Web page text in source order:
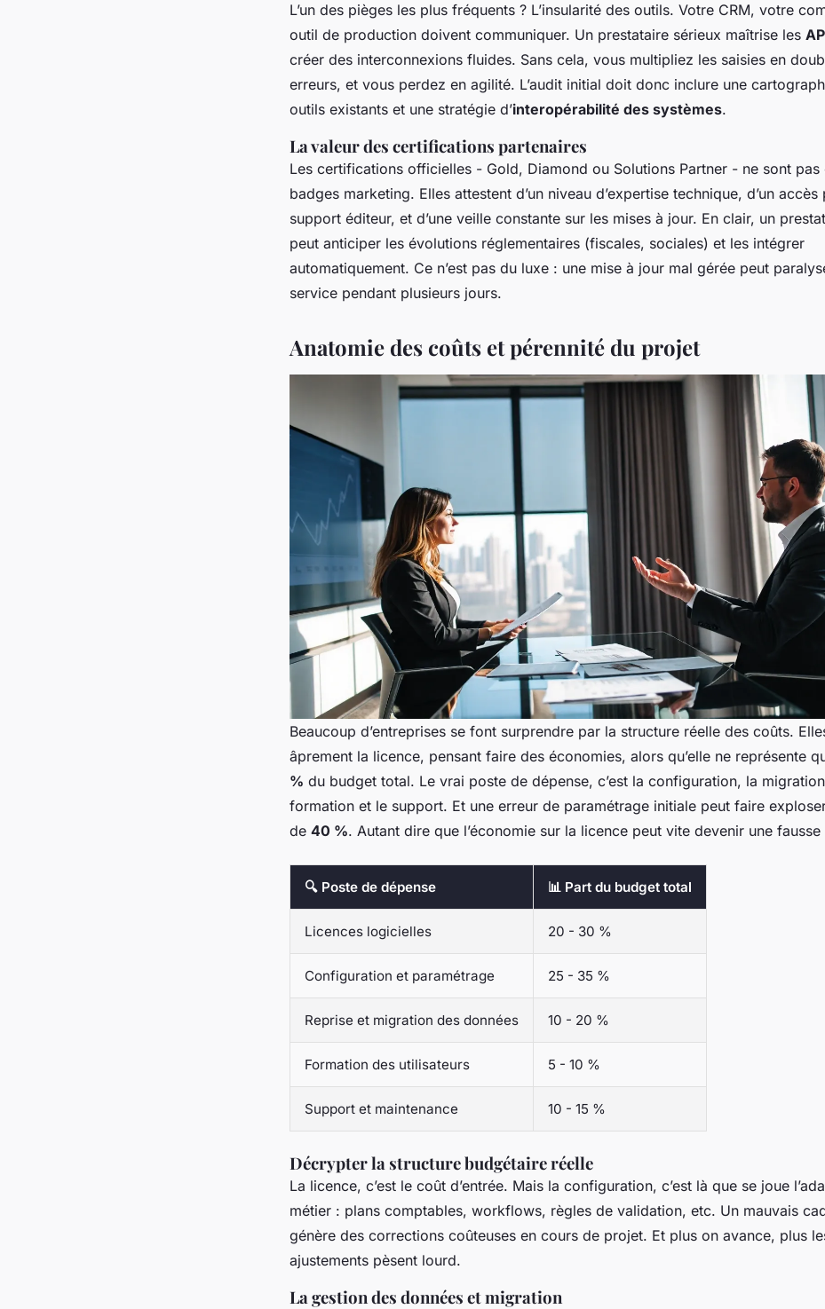
L’un des pièges les plus fréquents ? L’insularité des outils. Votre CRM, votre
outil de production doivent communiquer. Un prestataire sérieux maîtrise les
créer des interconnexions fluides. Sans cela, vous multipliez les saisies en
erreurs, et vous perdez en agilité. L’audit initial doit donc inclure une
outils existants et une stratégie d’interopérabilité des systèmes.
La valeur des certifications partenaires
Les certifications officielles - Gold, Diamond ou Solutions Partner - ne sont pas
badges marketing. Elles attestent d’un niveau d’expertise technique, d’un
support éditeur, et d’une veille constante sur les mises à jour. En clair, un
peut anticiper les évolutions réglementaires (fiscales, sociales) et les intégrer
automatiquement. Ce n’est pas du luxe : une mise à jour mal gérée peut
service pendant plusieurs jours.
Anatomie des coûts et pérennité du projet
Beaucoup d’entreprises se font surprendre par la structure réelle des coûts.
âprement la licence, pensant faire des économies, alors qu’elle ne représente
% du budget total. Le vrai poste de dépense, c’est la configuration, la
formation et le support. Et une erreur de paramétrage initiale peut faire
de 40 %. Autant dire que l’économie sur la licence peut vite devenir une
🔍 Poste de dépense 📊 Part du budget total
Licences logicielles 20 - 30 %
Configuration et paramétrage 25 - 35 %
Reprise et migration des données 10 - 20 %
Formation des utilisateurs 5 - 10 %
Support et maintenance 10 - 15 %
Décrypter la structure budgétaire réelle
La licence, c’est le coût d’entrée. Mais la configuration, c’est là que se joue
métier : plans comptables, workflows, règles de validation, etc. Un mauvais
génère des corrections coûteuses en cours de projet. Et plus on avance, plus
ajustements pèsent lourd.
La gestion des données et migration